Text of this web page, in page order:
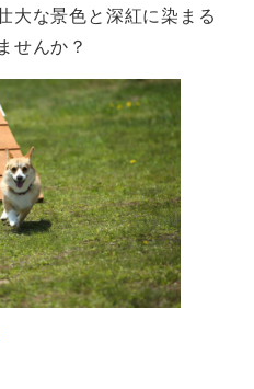
大な景色と深紅に染まる
せんか？